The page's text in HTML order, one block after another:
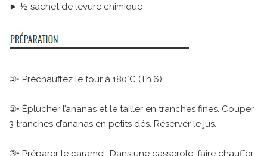
► ½ sachet de levure chimique
①• Préchauffez le four à 180°C (Th.6).
②• Éplucher l’ananas et le tailler en tranches fines. Couper
3 tranches d’ananas en petits dés. Réserver le jus.
③• Préparer le caramel. Dans une casserole, faire chauffer